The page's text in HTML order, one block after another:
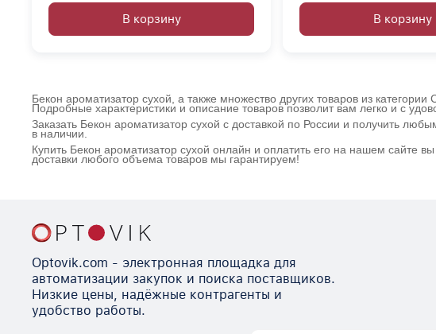
В корзину В корзину
Бекон ароматизатор сухой, а также множество других товаров из
Подробные характеристики и описание товаров позволит вам легко и с
Заказать Бекон ароматизатор сухой с доставкой по России и получить
в наличии.
Купить Бекон ароматизатор сухой онлайн и оплатить его на нашем сайте
доставки любого объема товаров мы гарантируем!
Optovik.com - электронная площадка для
автоматизации закупок и поиска поставщиков.
Низкие цены, надёжные контрагенты и
удобство работы.